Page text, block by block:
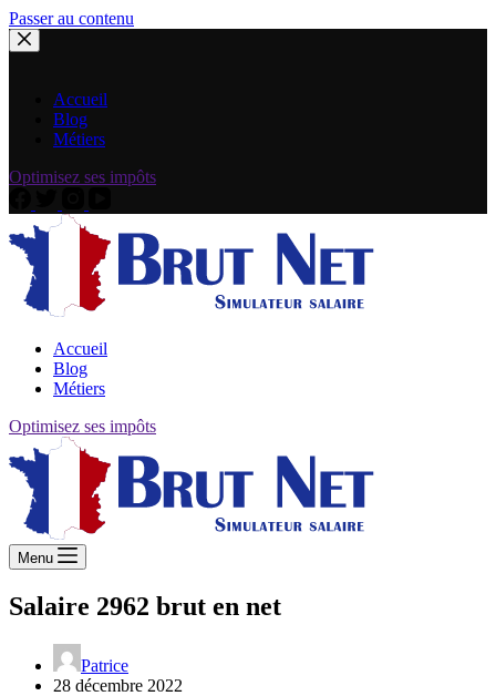
Passer au contenu
Accueil
Blog
Métiers
Optimisez ses impôts
Accueil
Blog
Métiers
Optimisez ses impôts
Menu
Salaire 2962 brut en net
Patrice
28 décembre 2022